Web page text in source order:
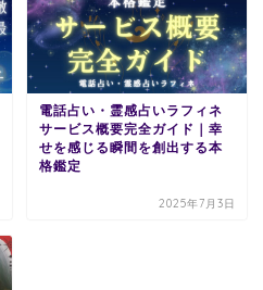
電話占い・霊感占いラフィネ
サービス概要完全ガイド｜幸
せを感じる瞬間を創出する本
格鑑定
2025年7月3日